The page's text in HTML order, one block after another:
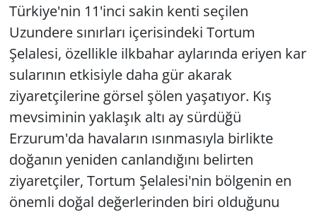
Türkiye'nin 11'inci sakin kenti seçilen
Uzundere sınırları içerisindeki Tortum
Şelalesi, özellikle ilkbahar aylarında eriyen kar
sularının etkisiyle daha gür akarak
ziyaretçilerine görsel şölen yaşatıyor. Kış
mevsiminin yaklaşık altı ay sürdüğü
Erzurum'da havaların ısınmasıyla birlikte
doğanın yeniden canlandığını belirten
ziyaretçiler, Tortum Şelalesi'nin bölgenin en
önemli doğal değerlerinden biri olduğunu